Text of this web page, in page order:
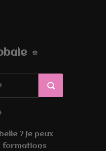
? Je peux
formations